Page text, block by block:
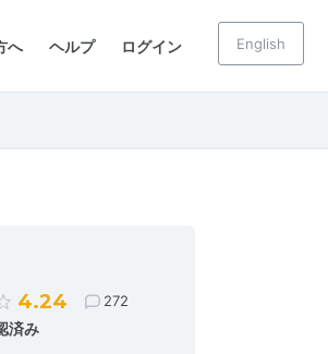
へ ヘルプ ログイン English
4.24 272
済み